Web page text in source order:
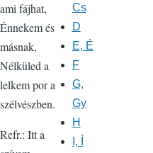
ami fájhat,
Énnekem és
másnak,
Nélküled a
lelkem por a
szélvészben.
Refr.: Itt a
Cs
D
E, É
F
G,
Gy
H
I, Í